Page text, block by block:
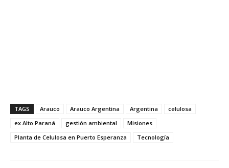
TAGS Arauco Arauco Argentina Argentina
celulosa
ex Alto Paraná
gestión ambiental
Misiones
Planta de Celulosa en Puerto Esperanza
Tecnología